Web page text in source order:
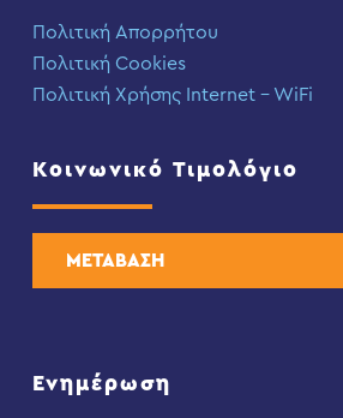
Πολιτική Απορρήτου
Πολιτική Cookies
Πολιτική Χρήσης Internet – WiFi
Κοινωνικό Τιμολόγιο
ΜΕΤΑΒΑΣΗ
Ενημέρωση